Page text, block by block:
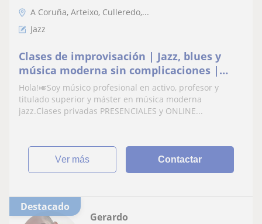
A Coruña, Arteixo, Culleredo,...
Jazz
Clases de improvisación | Jazz, blues y
música moderna sin complicaciones |
Profesor titulado superior | Improvisa con
confianza
Hola!🎺Soy músico profesional en activo, profesor y
titulado superior y máster en música moderna
jazz.Clases privadas PRESENCIALES y ONLINE...
ver más Contactar
Destacado
Gerardo